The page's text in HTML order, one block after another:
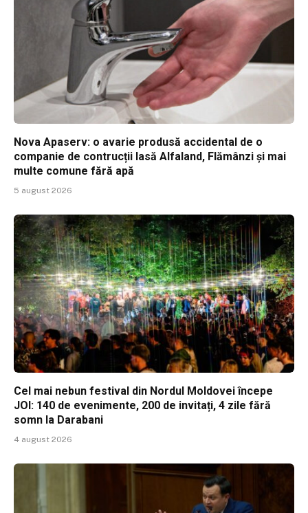
Nova Apaserv: o avarie produsă accidental de o
companie de contrucții lasă Alfaland, Flămânzi și mai
multe comune fără apă
5 august 2026
Cel mai nebun festival din Nordul Moldovei începe
JOI: 140 de evenimente, 200 de invitați, 4 zile fără
somn la Darabani
4 august 2026